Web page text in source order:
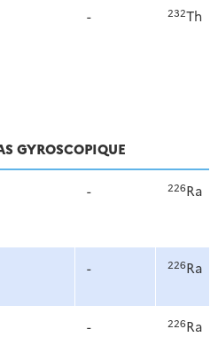
- 232Th
GYROSCOPIQUE
- 226Ra
- 226Ra
- 226Ra